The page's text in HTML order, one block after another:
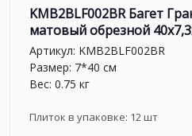
KMB2BLF002BR Багет
матовый обрезной
Артикул: KMB2BLF002BR
Размер: 7*40 см
Вес: 0.75 кг
Плиток в упаковке: 12шт